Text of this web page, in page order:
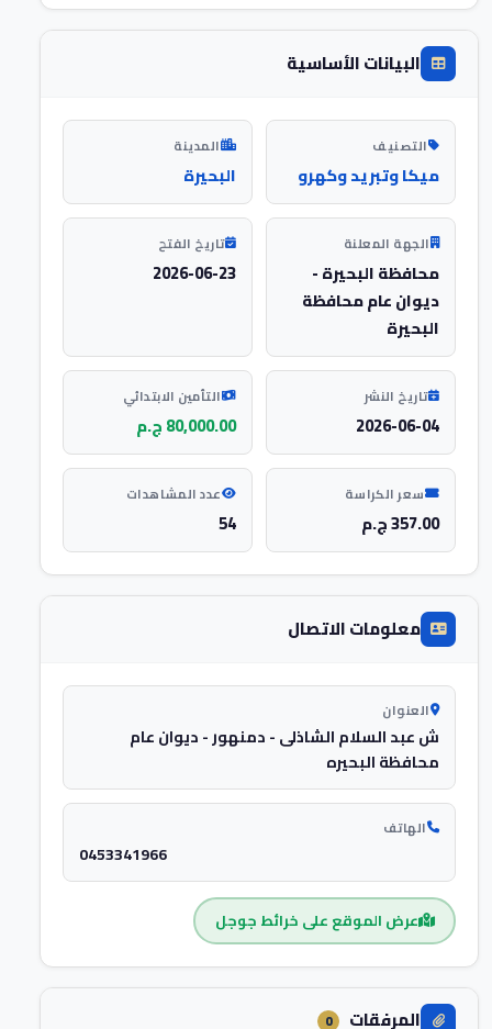
البيانات الأساسية
التصنيف
ميكا وتبريد وكهرو
المدينة
البحيرة
الجهة المعلنة
محافظة البحيرة -
ديوان عام محافظة
البحيرة
تاريخ الفتح
2026-06-23
تاريخ النشر
2026-06-04
التأمين الابتدائي
80,000.00 ج.م
سعر الكراسة
357.00 ج.م
عدد المشاهدات
54
معلومات الاتصال
العنوان
ش عبد السلام الشاذلى - دمنهور - ديوان عام
محافظة البحيره
الهاتف
0453341966
عرض الموقع على خرائط جوجل
المرفقات 0